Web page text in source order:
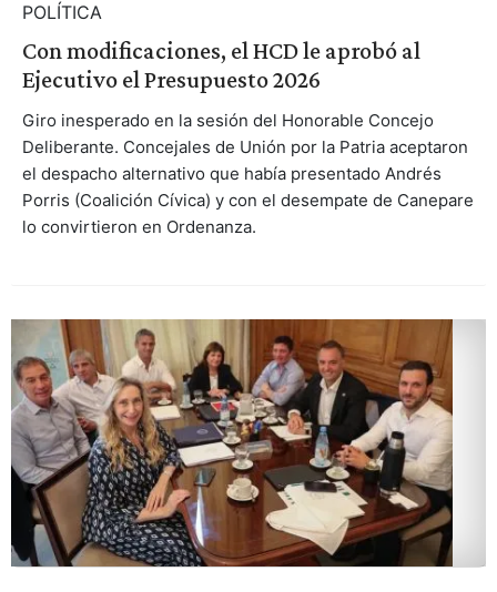
POLÍTICA
Con modificaciones, el HCD le aprobó al
Ejecutivo el Presupuesto 2026
Giro inesperado en la sesión del Honorable Concejo
Deliberante. Concejales de Unión por la Patria aceptaron
el despacho alternativo que había presentado Andrés
Porris (Coalición Cívica) y con el desempate de Canepare
lo convirtieron en Ordenanza.